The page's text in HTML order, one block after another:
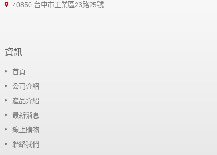
40850 台中市工業區23路25號
資訊
首頁
公司介紹
產品介紹
最新消息
線上購物
聯絡我們